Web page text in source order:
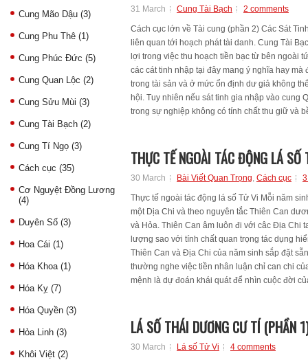
Cung Mão Dậu (3)
Cung Phu Thê (1)
Cung Phúc Đức (5)
Cung Quan Lộc (2)
Cung Sửu Mùi (3)
Cung Tài Bạch (2)
Cung Tí Ngọ (3)
Cách cục (35)
Cơ Nguyệt Đồng Lương
(4)
Duyên Số (3)
Hoa Cái (1)
Hóa Khoa (1)
Hóa Kỵ (7)
Hóa Quyền (3)
Hỏa Linh (3)
Khôi Việt (2)
31 March Cung Tài Bạch 2 comments
Cách cục lớn về Tài cung (phần 2) Các Sát
liên quan tới hoạch phát tài danh. Cung Tài
lợi trong việc thu hoạch tiền bạc từ bên ngoài
các cát tinh nhập tại đây mang ý nghĩa hay
trong tài sản và ở mức ổn định dư giả không
hội. Tuy nhiên nếu sát tinh gia nhập vào cung
trong sự nghiệp không có tính chất thu giữ và
THỰC TẾ NGOÀI TÁC ĐỘNG LÁ SỐ
30 March Bài Viết Quan Trọng, Cách cục
Thực tế ngoài tác động lá số Tử Vi Mỗi năm
một Dịa Chi và theo nguyên tắc Thiên Can
và Hỏa. Thiên Can âm luôn đi với câc Địa Chi
lượng sao với tính chất quan trọng tác dụng
Thiên Can và Địa Chi của năm sinh sắp đặt
thường nghe việc tiền nhân luận chỉ can chi
mệnh là dự đoán khái quát để nhìn cuộc đời
LÁ SỐ THÁI DƯƠNG CƯ TÍ (PHẦN
30 March Lá số Tử Vi 4 comments